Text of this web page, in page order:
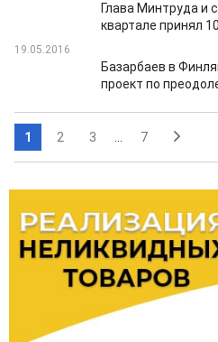
Глава Минтруда и
квартале принял
19.05.2016
Базарбаев в
проект по
1 2 3 7